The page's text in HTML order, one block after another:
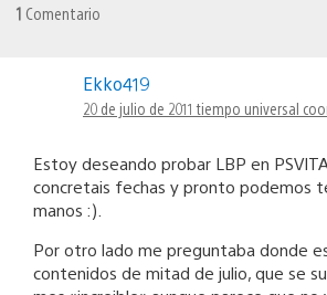
1 Comentario
Ekko419
20 de julio de 2011 tiempo universal
Estoy deseando probar LBP en
concretais fechas y pronto podemos
manos :).
Por otro lado me preguntaba donde
contenidos de mitad de julio, que se